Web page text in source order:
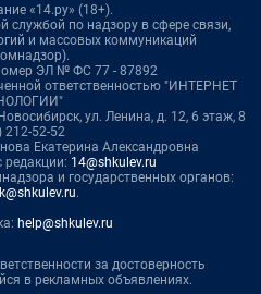
«14.ру» (18+).
службой по надзору в сфере связи,
и массовых коммуникаций
ЭЛ № ФС 77 - 87892
ответственностью "ИНТЕРНЕТ
ул. Ленина, д. 12, 6 этаж, 8
212-52-52
Екатерина Александровна
редакции: 14@shkulev.ru
и государственных органов:
.
help@shkulev.ru
за достоверность
в рекламных объявлениях.